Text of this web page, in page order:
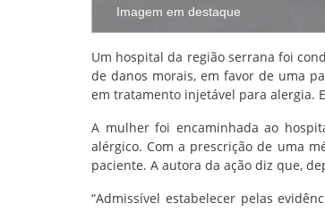
Imagem em destaque
Um hospital da região serrana foi
de danos morais, em favor de uma
em tratamento injetável para alergia.
A mulher foi encaminhada ao
alérgico. Com a prescrição de uma
paciente. A autora da ação diz que,
“Admissível estabelecer pelas